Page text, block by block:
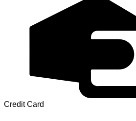
Credit Card